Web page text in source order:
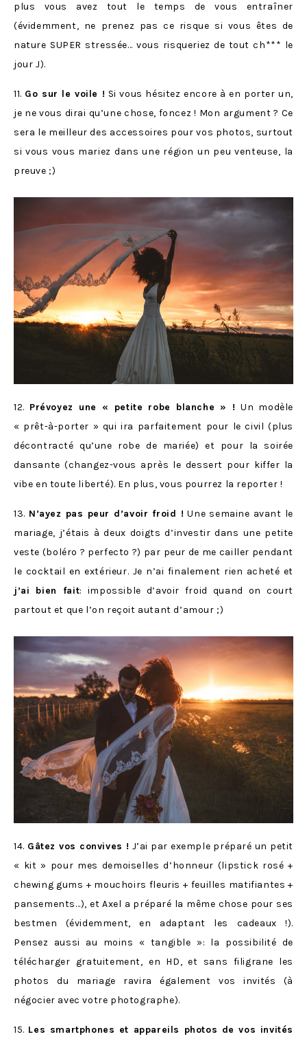
plus vous avez tout le temps de vous entraîner
(évidemment, ne prenez pas ce risque si vous êtes de
nature SUPER stressée… vous risqueriez de tout ch*** le
jour J).
11. Go sur le voile ! Si vous hésitez encore à en porter un,
je ne vous dirai qu’une chose, foncez ! Mon argument ? Ce
sera le meilleur des accessoires pour vos photos, surtout
si vous vous mariez dans une région un peu venteuse, la
preuve ;)
12. Prévoyez une « petite robe blanche » ! Un modèle
« prêt-à-porter » qui ira parfaitement pour le civil (plus
décontracté qu’une robe de mariée) et pour la soirée
dansante (changez-vous après le dessert pour kiffer la
vibe en toute liberté). En plus, vous pourrez la reporter !
13. N’ayez pas peur d’avoir froid ! Une semaine avant le
mariage, j’étais à deux doigts d’investir dans une petite
veste (boléro ? perfecto ?) par peur de me cailler pendant
le cocktail en extérieur. Je n’ai finalement rien acheté et
j’ai bien fait: impossible d’avoir froid quand on court
partout et que l’on reçoit autant d’amour ;)
14. Gâtez vos convives ! J’ai par exemple préparé un petit
« kit » pour mes demoiselles d’honneur (lipstick rosé +
chewing gums + mouchoirs fleuris + feuilles matifiantes +
pansements…), et Axel a préparé la même chose pour ses
bestmen (évidemment, en adaptant les cadeaux !).
Pensez aussi au moins « tangible »: la possibilité de
télécharger gratuitement, en HD, et sans filigrane les
photos du mariage ravira également vos invités (à
négocier avec votre photographe).
15. Les smartphones et appareils photos de vos invités